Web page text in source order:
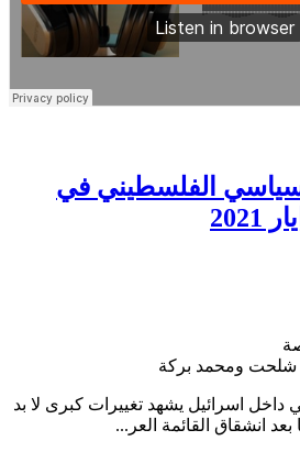
الفلسطيني في
شلحت ومحمد بركة
داخل اسرائيل يشهد تغييرات كبرى لا بد
انشقاق القائمة العر...